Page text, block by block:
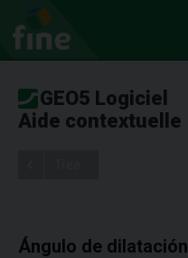
GEO5 Logiciel
Aide contextuelle
Ángulo de dilatación